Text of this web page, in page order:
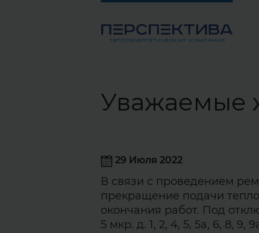
Уважаемые
29 Июля 2022
В связи с проведением
прекращение подачи
окончания работ. Под
5 мкр. д. 1, 2, 4, 5, 5а, 6, 8, 9,